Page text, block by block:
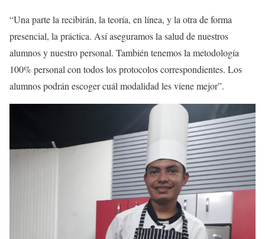
“Una parte la recibirán, la teoría, en línea, y la otra de forma
presencial, la práctica. Así aseguramos la salud de nuestros
alumnos y nuestro personal. También tenemos la metodología
100% personal con todos los protocolos correspondientes. Los
alumnos podrán escoger cuál modalidad les viene mejor”.